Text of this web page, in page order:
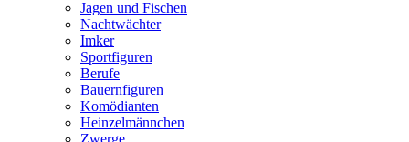
Jagen und Fischen
Nachtwächter
Imker
Sportfiguren
Berufe
Bauernfiguren
Komödianten
Heinzelmännchen
Zwerge